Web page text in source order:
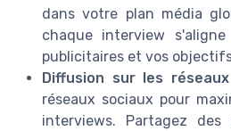
dans votre plan média
chaque interview
publicitaires et vos
Diffusion sur les
réseaux sociaux pour
interviews. Partagez